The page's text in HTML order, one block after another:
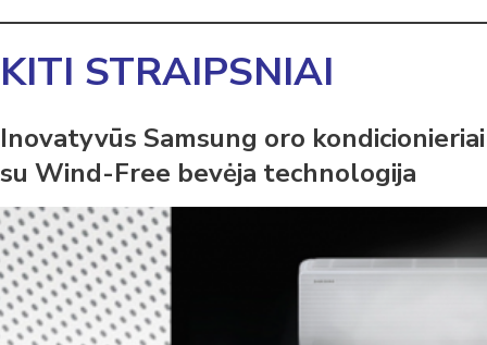
KITI STRAIPSNIAI
Inovatyvūs Samsung oro kondicionieriai
su Wind-Free bevėja technologija